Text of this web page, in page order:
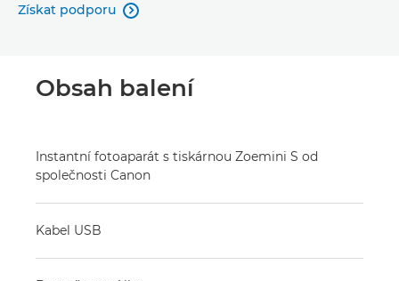
Získat podporu 
Obsah balení
Instantní fotoaparát s tiskárnou Zoemini S od
společnosti Canon
Kabel USB